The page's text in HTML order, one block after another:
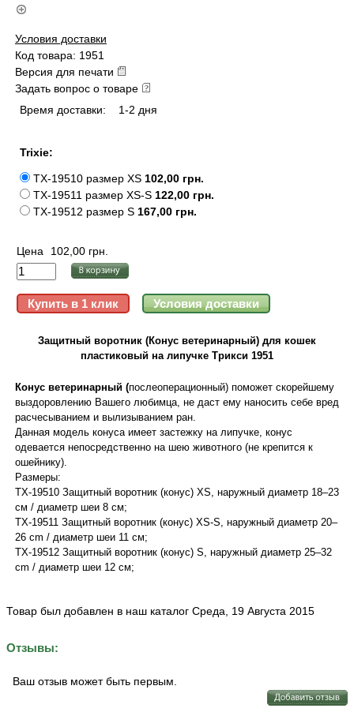
Условия доставки
Код товара: 1951
Версия для печати
Задать вопрос о товаре
Время доставки:
1-2 дня
Trixie:
TX-19510 размер XS 102,00 грн.
TX-19511 размер XS-S 122,00 грн.
TX-19512 размер S 167,00 грн.
Цена 102,00 грн.
Защитный воротник (Конус ветеринарный) для кошек
пластиковый на липучке Трикси 1951
Конус ветеринарный (послеоперационный) поможет скорейшему
выздоровлению Вашего любимца, не даст ему наносить себе вред
расчесыванием и вылизыванием ран.
Данная модель конуса имеет застежку на липучке, конус
одевается непосредственно на шею животного (не крепится к
ошейнику).
Размеры:
TX-19510 Защитный воротник (конус) XS, наружный диаметр 18–23
см / диаметр шеи 8 cм;
TX-19511 Защитный воротник (конус) XS-S, наружный диаметр 20–
26 cm / диаметр шеи 11 cм;
TX-19512 Защитный воротник (конус) S, наружный диаметр 25–32
cm / диаметр шеи 12 cм;
Товар был добавлен в наш каталог Среда, 19 Августа 2015
Отзывы:
Ваш отзыв может быть первым.